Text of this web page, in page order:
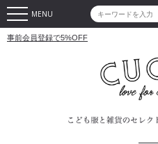
MENU
事前会員登録で5%OFF